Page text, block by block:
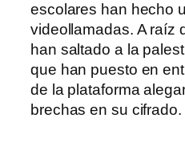
escolares han hecho
videollamadas. A raíz
han saltado a la
que han puesto en
de la plataforma
brechas en su cifrado.